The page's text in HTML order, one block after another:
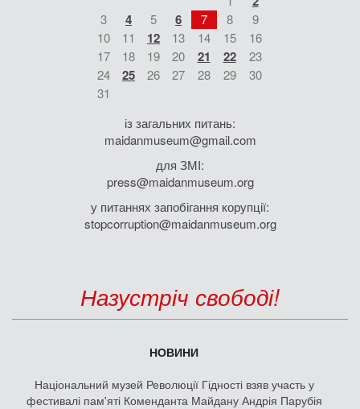
3 4 5 6 7 8
9
10
11 12 13 14 15
16
17
18 19 20 21 22
23
24
25 26 27 28 29
30
31
із загальних питань:
maidanmuseum@gmail.com
для ЗМІ:
press@maidanmuseum.org
у питаннях запобігання корупції:
stopcorruption@maidanmuseum.org
Назустріч свободі!
НОВИНИ
Національний музей Революції Гідності взяв участь у
фестивалі пам'яті Коменданта Майдану Андрія Парубія